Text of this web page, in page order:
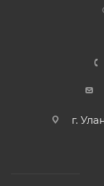
г.